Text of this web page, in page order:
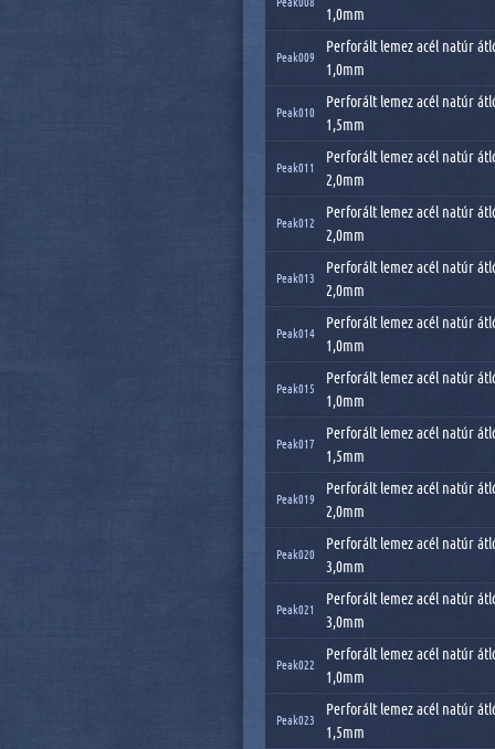
1,0mm
Peak009
Perforált lemez acél natúr
1,0mm
Peak010
Perforált lemez acél natúr
1,5mm
Peak011
Perforált lemez acél natúr
2,0mm
Peak012
Perforált lemez acél natúr
2,0mm
Peak013
Perforált lemez acél natúr
2,0mm
Peak014
Perforált lemez acél natúr
1,0mm
Peak015
Perforált lemez acél natúr
1,0mm
Peak017
Perforált lemez acél natúr
1,5mm
Peak019
Perforált lemez acél natúr
2,0mm
Peak020
Perforált lemez acél natúr
3,0mm
Peak021
Perforált lemez acél natúr
3,0mm
Peak022
Perforált lemez acél natúr
1,0mm
Peak023
Perforált lemez acél natúr
1,5mm